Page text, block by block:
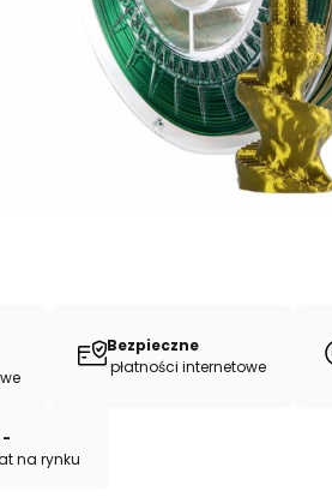
Bezpieczne
płatności internetowe
-
na rynku